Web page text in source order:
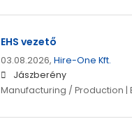
EHS vezető
03.08.2026, Hire-One Kft.
Jászberény
Manufacturing / Production |